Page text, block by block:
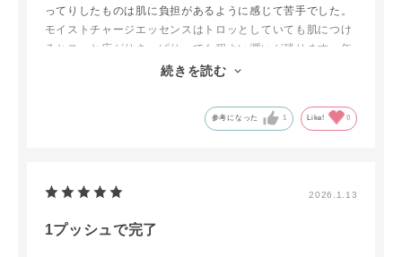
ってりしたものは肌に負担があるように感じて苦手でした。
モイストチャージエッセンスはトロッとしていても肌につけ
るとスッと広がりさっぱり、でも程よい潤いが残ります。年
齢の割に「ハリがあるね」と言われるのはマイスとチャージ
続きを読む
参考になった 1 Like! 0
2026.1.13
1プッシュで完了